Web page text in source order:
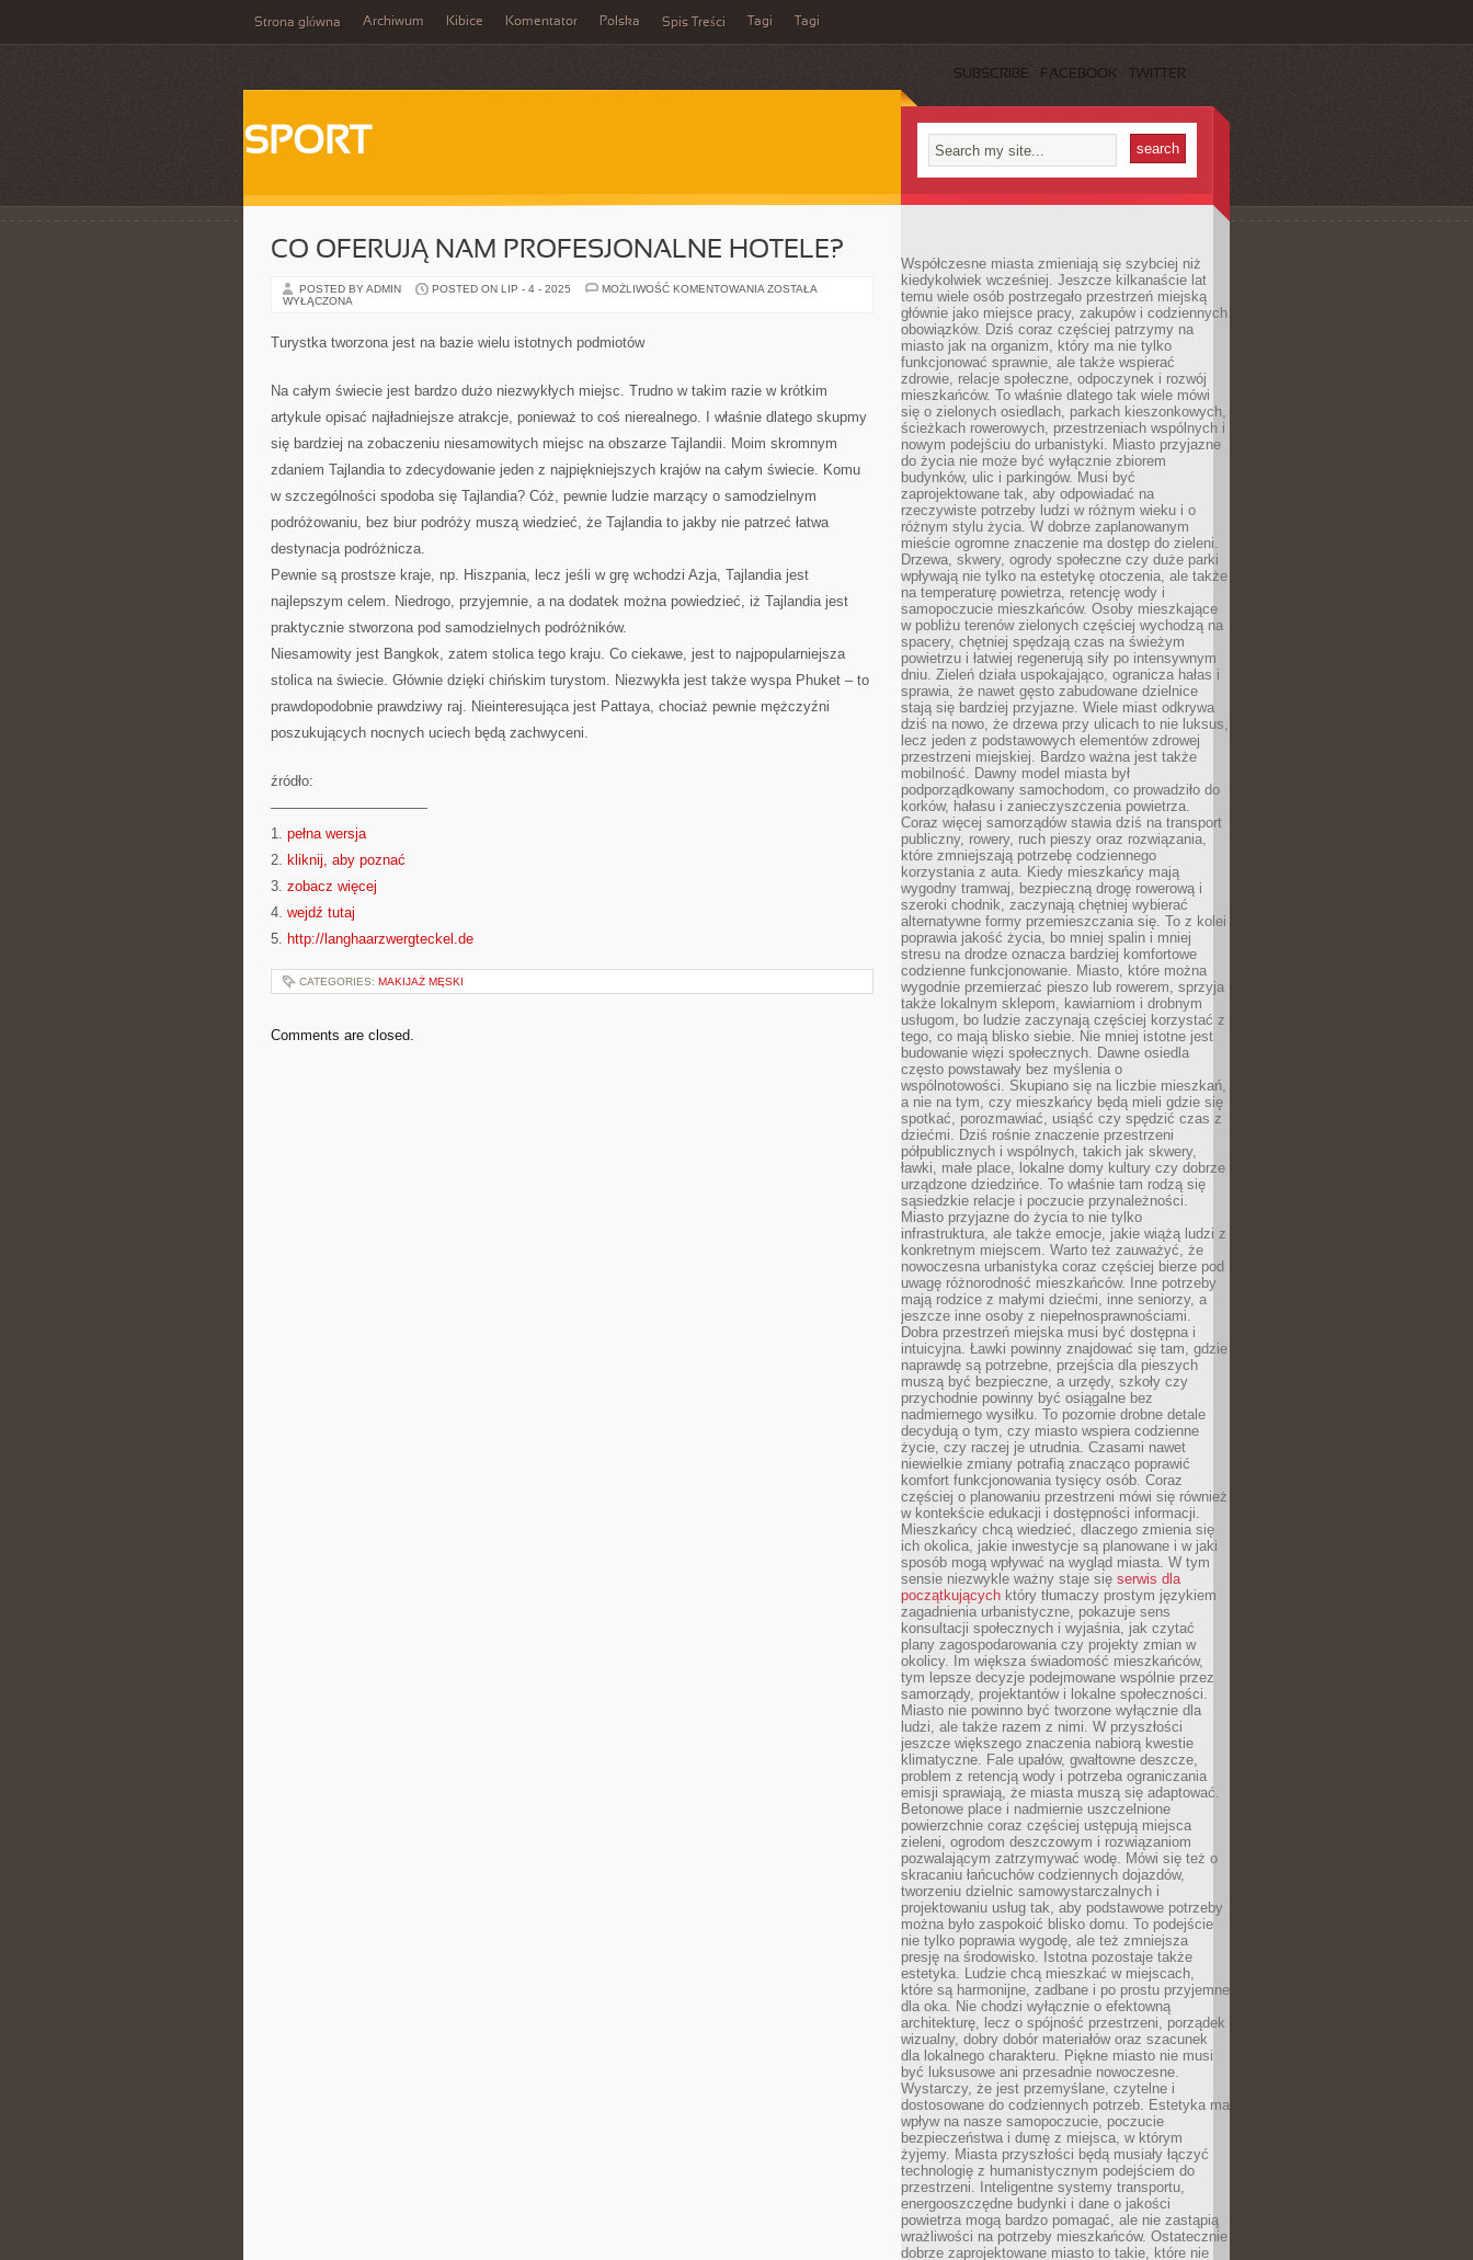
Strona główna Archiwum Kibice Komentator Polska Spis Treści Tagi Tagi
SUBSCRIBE FACEBOOK TWITTER
SPORT
CO OFERUJĄ NAM PROFESJONALNE HOTELE?
POSTED BY ADMIN POSTED ON LIP - 4 - 2025 MOŻLIWOŚĆ KOMENTOWANIA CO
ZOSTAŁA
WYŁĄCZONA
Turystka tworzona jest na bazie wielu istotnych podmiotów
Na całym świecie jest bardzo dużo niezwykłych miejsc. Trudno w takim razie w krótkim
artykule opisać najładniejsze atrakcje, ponieważ to coś nierealnego. I właśnie dlatego skupmy
się bardziej na zobaczeniu niesamowitych miejsc na obszarze Tajlandii. Moim skromnym
zdaniem Tajlandia to zdecydowanie jeden z najpiękniejszych krajów na całym świecie. Komu
w szczególności spodoba się Tajlandia? Cóż, pewnie ludzie marzący o samodzielnym
podróżowaniu, bez biur podróży muszą wiedzieć, że Tajlandia to jakby nie patrzeć łatwa
destynacja podróżnicza.
Pewnie są prostsze kraje, np. Hiszpania, lecz jeśli w grę wchodzi Azja, Tajlandia jest
najlepszym celem. Niedrogo, przyjemnie, a na dodatek można powiedzieć, iż Tajlandia jest
praktycznie stworzona pod samodzielnych podróżników.
Niesamowity jest Bangkok, zatem stolica tego kraju. Co ciekawe, jest to najpopularniejsza
stolica na świecie. Głównie dzięki chińskim turystom. Niezwykła jest także wyspa Phuket – to
prawdopodobnie prawdziwy raj. Nieinteresująca jest Pattaya, chociaż pewnie mężczyźni
poszukujących nocnych uciech będą zachwyceni.
źródło:
———————————
1. pełna wersja
2. kliknij, aby poznać
3. zobacz więcej
4. wejdź tutaj
5. http://langhaarzwergteckel.de
CATEGORIES: MAKIJAŻ MĘSKI
Comments are closed.
Współczesne miasta zmieniają się szybciej niż
kiedykolwiek wcześniej. Jeszcze kilkanaście lat
temu wiele osób postrzegało przestrzeń miejską
głównie jako miejsce pracy, zakupów i codziennych
obowiązków. Dziś coraz częściej patrzymy na
miasto jak na organizm, który ma nie tylko
funkcjonować sprawnie, ale także wspierać
zdrowie, relacje społeczne, odpoczynek i rozwój
mieszkańców. To właśnie dlatego tak wiele mówi
się o zielonych osiedlach, parkach kieszonkowych,
ścieżkach rowerowych, przestrzeniach wspólnych i
nowym podejściu do urbanistyki. Miasto przyjazne
do życia nie może być wyłącznie zbiorem
budynków, ulic i parkingów. Musi być
zaprojektowane tak, aby odpowiadać na
rzeczywiste potrzeby ludzi w różnym wieku i o
różnym stylu życia. W dobrze zaplanowanym
mieście ogromne znaczenie ma dostęp do zieleni.
Drzewa, skwery, ogrody społeczne czy duże parki
wpływają nie tylko na estetykę otoczenia, ale także
na temperaturę powietrza, retencję wody i
samopoczucie mieszkańców. Osoby mieszkające
w pobliżu terenów zielonych częściej wychodzą na
spacery, chętniej spędzają czas na świeżym
powietrzu i łatwiej regenerują siły po intensywnym
dniu. Zieleń działa uspokajająco, ogranicza hałas i
sprawia, że nawet gęsto zabudowane dzielnice
stają się bardziej przyjazne. Wiele miast odkrywa
dziś na nowo, że drzewa przy ulicach to nie luksus,
lecz jeden z podstawowych elementów zdrowej
przestrzeni miejskiej. Bardzo ważna jest także
mobilność. Dawny model miasta był
podporządkowany samochodom, co prowadziło do
korków, hałasu i zanieczyszczenia powietrza.
Coraz więcej samorządów stawia dziś na transport
publiczny, rowery, ruch pieszy oraz rozwiązania,
które zmniejszają potrzebę codziennego
korzystania z auta. Kiedy mieszkańcy mają
wygodny tramwaj, bezpieczną drogę rowerową i
szeroki chodnik, zaczynają chętniej wybierać
alternatywne formy przemieszczania się. To z kolei
poprawia jakość życia, bo mniej spalin i mniej
stresu na drodze oznacza bardziej komfortowe
codzienne funkcjonowanie. Miasto, które można
wygodnie przemierzać pieszo lub rowerem, sprzyja
także lokalnym sklepom, kawiarniom i drobnym
usługom, bo ludzie zaczynają częściej korzystać z
tego, co mają blisko siebie. Nie mniej istotne jest
budowanie więzi społecznych. Dawne osiedla
często powstawały bez myślenia o
wspólnotowości. Skupiano się na liczbie mieszkań,
a nie na tym, czy mieszkańcy będą mieli gdzie się
spotkać, porozmawiać, usiąść czy spędzić czas z
dziećmi. Dziś rośnie znaczenie przestrzeni
półpublicznych i wspólnych, takich jak skwery,
ławki, małe place, lokalne domy kultury czy dobrze
urządzone dziedzińce. To właśnie tam rodzą się
sąsiedzkie relacje i poczucie przynależności.
Miasto przyjazne do życia to nie tylko
infrastruktura, ale także emocje, jakie wiążą ludzi z
konkretnym miejscem. Warto też zauważyć, że
nowoczesna urbanistyka coraz częściej bierze pod
uwagę różnorodność mieszkańców. Inne potrzeby
mają rodzice z małymi dziećmi, inne seniorzy, a
jeszcze inne osoby z niepełnosprawnościami.
Dobra przestrzeń miejska musi być dostępna i
intuicyjna. Ławki powinny znajdować się tam, gdzie
naprawdę są potrzebne, przejścia dla pieszych
muszą być bezpieczne, a urzędy, szkoły czy
przychodnie powinny być osiągalne bez
nadmiernego wysiłku. To pozornie drobne detale
decydują o tym, czy miasto wspiera codzienne
życie, czy raczej je utrudnia. Czasami nawet
niewielkie zmiany potrafią znacząco poprawić
komfort funkcjonowania tysięcy osób. Coraz
częściej o planowaniu przestrzeni mówi się również
w kontekście edukacji i dostępności informacji.
Mieszkańcy chcą wiedzieć, dlaczego zmienia się
ich okolica, jakie inwestycje są planowane i w jaki
sposób mogą wpływać na wygląd miasta. W tym
sensie niezwykle ważny staje się serwis dla
początkujących który tłumaczy prostym językiem
zagadnienia urbanistyczne, pokazuje sens
konsultacji społecznych i wyjaśnia, jak czytać
plany zagospodarowania czy projekty zmian w
okolicy. Im większa świadomość mieszkańców,
tym lepsze decyzje podejmowane wspólnie przez
samorządy, projektantów i lokalne społeczności.
Miasto nie powinno być tworzone wyłącznie dla
ludzi, ale także razem z nimi. W przyszłości
jeszcze większego znaczenia nabiorą kwestie
klimatyczne. Fale upałów, gwałtowne deszcze,
problem z retencją wody i potrzeba ograniczania
emisji sprawiają, że miasta muszą się adaptować.
Betonowe place i nadmiernie uszczelnione
powierzchnie coraz częściej ustępują miejsca
zieleni, ogrodom deszczowym i rozwiązaniom
pozwalającym zatrzymywać wodę. Mówi się też o
skracaniu łańcuchów codziennych dojazdów,
tworzeniu dzielnic samowystarczalnych i
projektowaniu usług tak, aby podstawowe potrzeby
można było zaspokoić blisko domu. To podejście
nie tylko poprawia wygodę, ale też zmniejsza
presję na środowisko. Istotna pozostaje także
estetyka. Ludzie chcą mieszkać w miejscach,
które są harmonijne, zadbane i po prostu przyjemne
dla oka. Nie chodzi wyłącznie o efektowną
architekturę, lecz o spójność przestrzeni, porządek
wizualny, dobry dobór materiałów oraz szacunek
dla lokalnego charakteru. Piękne miasto nie musi
być luksusowe ani przesadnie nowoczesne.
Wystarczy, że jest przemyślane, czytelne i
dostosowane do codziennych potrzeb. Estetyka ma
wpływ na nasze samopoczucie, poczucie
bezpieczeństwa i dumę z miejsca, w którym
żyjemy. Miasta przyszłości będą musiały łączyć
technologię z humanistycznym podejściem do
przestrzeni. Inteligentne systemy transportu,
energooszczędne budynki i dane o jakości
powietrza mogą bardzo pomagać, ale nie zastąpią
wrażliwości na potrzeby mieszkańców. Ostatecznie
dobrze zaprojektowane miasto to takie, które nie